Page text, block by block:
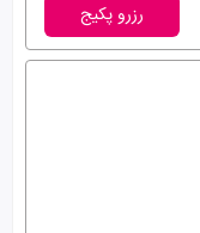
رزرو پکیج